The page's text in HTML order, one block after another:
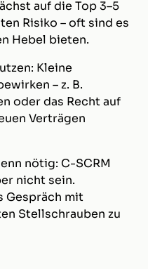
auf die Top 3–5
Risiko – oft sind es
Hebel bieten.
Kleine
– z. B.
oder das Recht auf
Verträgen
nötig: C-SCRM
nicht sein.
Gespräch mit
Stellschrauben zu